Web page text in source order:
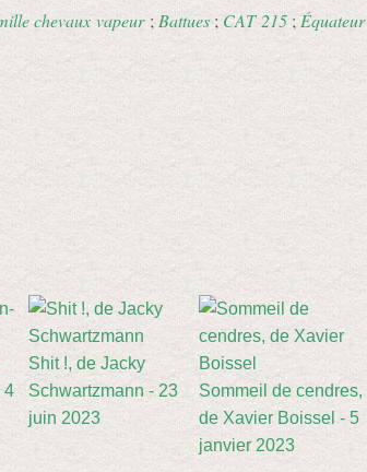
chevaux vapeur; Battues; CAT 215;Équateur
4
Shit !, de Jacky
Schwartzmann - 23
juin 2023
Sommeil de cendres,
de Xavier Boissel - 5
janvier 2023